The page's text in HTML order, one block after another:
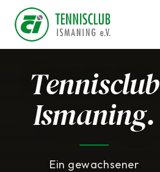
Tennisclub
Ismaning.
Ein gewachsener